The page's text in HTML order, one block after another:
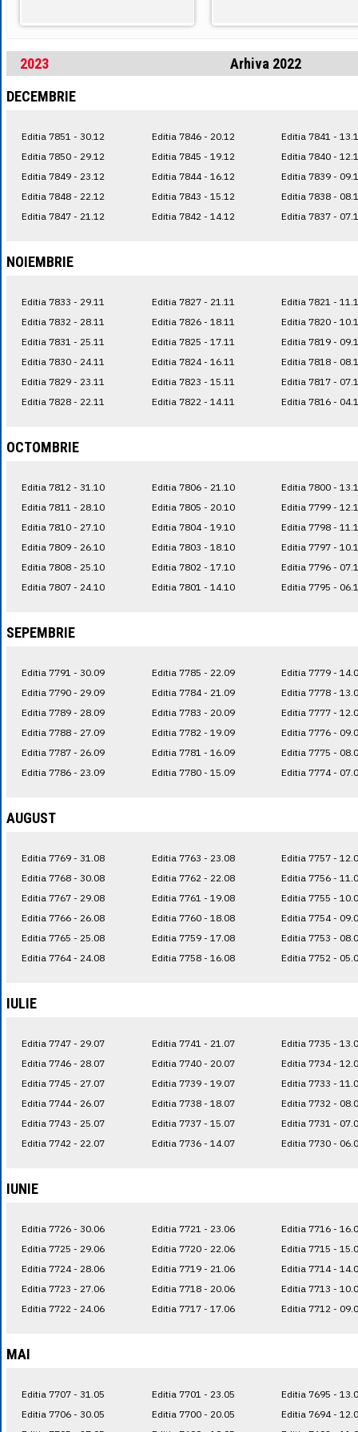
2023
Arhiva 2022
DECEMBRIE
Editia 7851 - 30.12
Editia 7850 - 29.12
Editia 7849 - 23.12
Editia 7848 - 22.12
Editia 7847 - 21.12
Editia 7846 - 20.12
Editia 7845 - 19.12
Editia 7844 - 16.12
Editia 7843 - 15.12
Editia 7842 - 14.12
Editia 7841 -
Editia 7840 -
Editia 7839 -
Editia 7838 -
Editia 7837 -
NOIEMBRIE
Editia 7833 - 29.11
Editia 7832 - 28.11
Editia 7831 - 25.11
Editia 7830 - 24.11
Editia 7829 - 23.11
Editia 7828 - 22.11
Editia 7827 - 21.11
Editia 7826 - 18.11
Editia 7825 - 17.11
Editia 7824 - 16.11
Editia 7823 - 15.11
Editia 7822 - 14.11
Editia 7821 -
Editia 7820 -
Editia 7819 -
Editia 7818 -
Editia 7817 -
Editia 7816 -
OCTOMBRIE
Editia 7812 - 31.10
Editia 7811 - 28.10
Editia 7810 - 27.10
Editia 7809 - 26.10
Editia 7808 - 25.10
Editia 7807 - 24.10
Editia 7806 - 21.10
Editia 7805 - 20.10
Editia 7804 - 19.10
Editia 7803 - 18.10
Editia 7802 - 17.10
Editia 7801 - 14.10
Editia 7800 -
Editia 7799 -
Editia 7798 -
Editia 7797 -
Editia 7796 -
Editia 7795 -
SEPEMBRIE
Editia 7791 - 30.09
Editia 7790 - 29.09
Editia 7789 - 28.09
Editia 7788 - 27.09
Editia 7787 - 26.09
Editia 7786 - 23.09
Editia 7785 - 22.09
Editia 7784 - 21.09
Editia 7783 - 20.09
Editia 7782 - 19.09
Editia 7781 - 16.09
Editia 7780 - 15.09
Editia 7779 -
Editia 7778 -
Editia 7777 -
Editia 7776 -
Editia 7775 -
Editia 7774 -
AUGUST
Editia 7769 - 31.08
Editia 7768 - 30.08
Editia 7767 - 29.08
Editia 7766 - 26.08
Editia 7765 - 25.08
Editia 7764 - 24.08
Editia 7763 - 23.08
Editia 7762 - 22.08
Editia 7761 - 19.08
Editia 7760 - 18.08
Editia 7759 - 17.08
Editia 7758 - 16.08
Editia 7757 -
Editia 7756 -
Editia 7755 -
Editia 7754 -
Editia 7753 -
Editia 7752 -
IULIE
Editia 7747 - 29.07
Editia 7746 - 28.07
Editia 7745 - 27.07
Editia 7744 - 26.07
Editia 7743 - 25.07
Editia 7742 - 22.07
Editia 7741 - 21.07
Editia 7740 - 20.07
Editia 7739 - 19.07
Editia 7738 - 18.07
Editia 7737 - 15.07
Editia 7736 - 14.07
Editia 7735 -
Editia 7734 -
Editia 7733 -
Editia 7732 -
Editia 7731 -
Editia 7730 -
IUNIE
Editia 7726 - 30.06
Editia 7725 - 29.06
Editia 7724 - 28.06
Editia 7723 - 27.06
Editia 7722 - 24.06
Editia 7721 - 23.06
Editia 7720 - 22.06
Editia 7719 - 21.06
Editia 7718 - 20.06
Editia 7717 - 17.06
Editia 7716 -
Editia 7715 -
Editia 7714 -
Editia 7713 -
Editia 7712 -
MAI
Editia 7707 - 31.05
Editia 7706 - 30.05
Editia 7701 - 23.05
Editia 7700 - 20.05
Editia 7695 -
Editia 7694 -